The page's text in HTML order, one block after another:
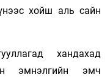
хойш аль сайн
хандахад
эмнэлгийн эмч